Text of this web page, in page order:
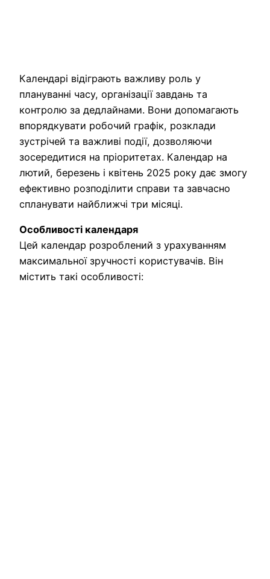
Календарі відіграють важливу роль у
плануванні часу, організації завдань та
контролю за дедлайнами. Вони допомагають
впорядкувати робочий графік, розклади
зустрічей та важливі події, дозволяючи
зосередитися на пріоритетах. Календар на
лютий, березень і квітень 2025 року дає змогу
ефективно розподілити справи та завчасно
спланувати найближчі три місяці.
Особливості календаря
Цей календар розроблений з урахуванням
максимальної зручності користувачів. Він
містить такі особливості: